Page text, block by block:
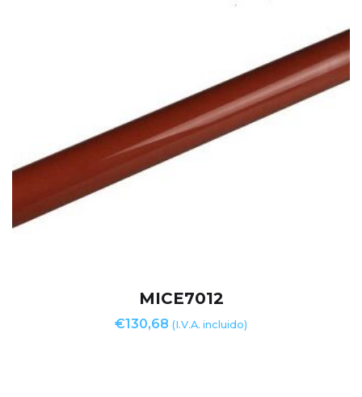
MICE7012
€130,68 (I.V.A. incluido)